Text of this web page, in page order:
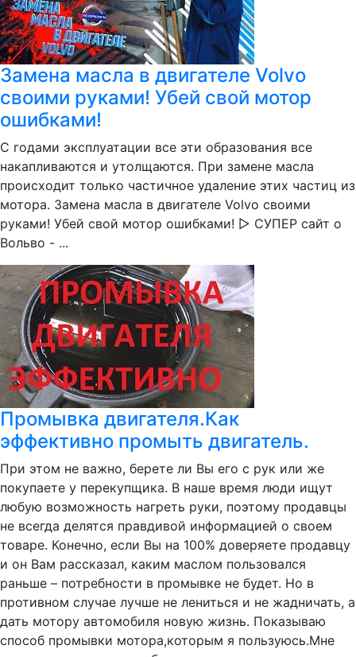
Замена масла в двигателе Volvo
своими руками! Убей свой мотор
ошибками!
С годами эксплуатации все эти образования все
накапливаются и утолщаются. При замене масла
происходит только частичное удаление этих частиц из
мотора. Замена масла в двигателе Volvo своими
руками! Убей свой мотор ошибками! ▷ СУПЕР сайт о
Вольво - ...
Промывка двигателя.Как
эффективно промыть двигатель.
При этом не важно, берете ли Вы его с рук или же
покупаете у перекупщика. В наше время люди ищут
любую возможность нагреть руки, поэтому продавцы
не всегда делятся правдивой информацией о своем
товаре. Конечно, если Вы на 100% доверяете продавцу
и он Вам рассказал, каким маслом пользовался
раньше – потребности в промывке не будет. Но в
противном случае лучше не лениться и не жадничать, а
дать мотору автомобиля новую жизнь. Показываю
способ промывки мотора,которым я пользуюсь.Мне